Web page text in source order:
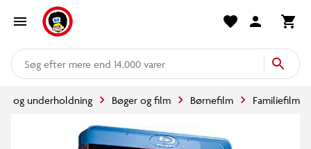
mere end 14.000 varer
og underholdning Bøger og film Børnefilm Familiefilm